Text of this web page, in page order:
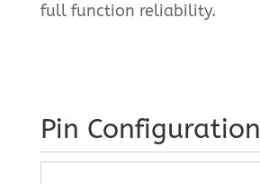
full function reliability.
Pin Configuration